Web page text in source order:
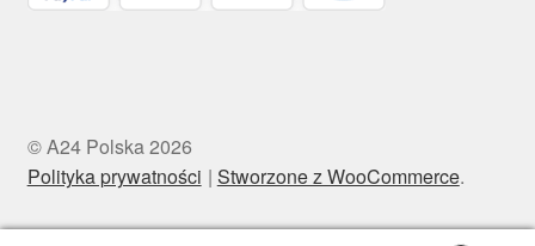
© A24 Polska 2026
Polityka prywatności
Stworzone z WooCommerce.